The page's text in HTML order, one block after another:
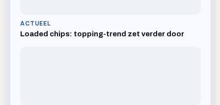
ACTUEEL
Loaded chips: topping-trend zet verder door